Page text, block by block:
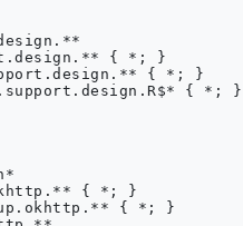
{ *; }
{ *; }
{ *; }
{ *; }
{ *; }